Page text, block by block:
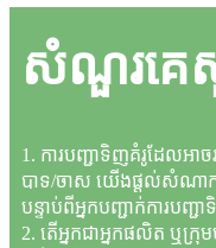
សំណួរគេ
1. ការបញ្ជាទិញគំរូដែលអាច
បាទ/ចាស យើងផ្តល់សំណា
បន្ទាប់ពីអ្នកបញ្ជាក់ការបញ្ជ
2. តើអ្នកជាអ្នកផលិត ឬក្រុ